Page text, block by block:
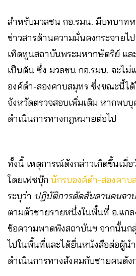
สำหรับมวลชน กอ.รมน. มีบทบาท
ข่าวสารด้านความมั่นคงกระจายไ
เทิดทูนสถาบันพระมหากษัตริย์ แล
เป็นต้น ซึ่ง มวลชน กอ.รมน. จะไม่
องค์ดำ-สองคาบสมุทร ซึ่งขณะนี้ไ
จังหวัดตรวจสอบเพิ่มเติม หากพบ
ดำเนินการทางกฎหมายต่อไป
ทั้งนี้ เหตุการณ์ดังกล่าวเกิดขึ้นเมื่อ
โดยเฟซบุ๊ก นักรบองค์ดำ-สองคาบ
ระบุว่า ปฏิบัติการดัดสันดานคนจา
ตามตัวชายรายหนึ่งในพื้นที่ อ.แกล
ข้อความพาดพิงสถาบันฯ จากนั้นก
ไปในพื้นที่และได้ยื่นหนังสือต่อผู้น
ดำเนินการทางสังคมกับชายคนดัง